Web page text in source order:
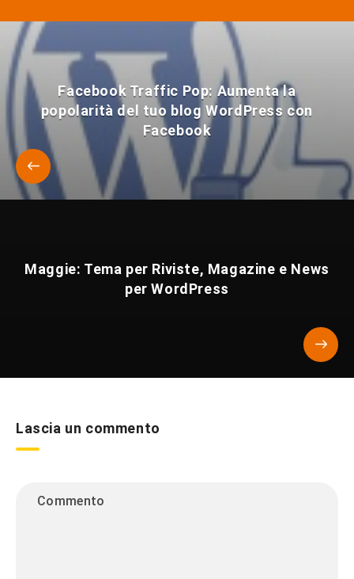
Facebook Traffic Pop: Aumenta la
popolarità del tuo blog WordPress con
Facebook
Maggie: Tema per Riviste, Magazine e News
per WordPress
Lascia un commento